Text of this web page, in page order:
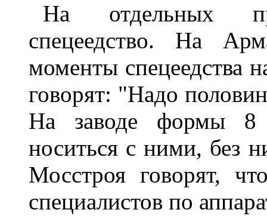
На отдельных
спецеедство. На
моменты спецеедства
говорят: "Надо
На заводе формы 8
носиться с ними, без
Мосстроя говорят,
специалистов по